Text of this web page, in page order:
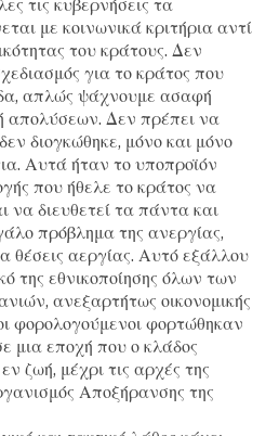
τις κυβερνήσεις τα
με κοινωνικά κριτήρια αντί
του κράτους. Δεν
για το κράτος που
απλώς ψάχνουμε ασαφή
απολύσεων. Δεν πρέπει να
διογκώθηκε, μόνο και μόνο
Αυτά ήταν το υποπροϊόν
που ήθελε το κράτος να
να διευθετεί τα πάντα και
πρόβλημα της ανεργίας,
θέσεις αεργίας. Αυτό εξάλλου
της εθνικοποίησης όλων των
ανεξαρτήτως οικονομικής
φορολογούμενοι φορτώθηκαν
μια εποχή που ο κλάδος
ζωή, μέχρι τις αρχές της
Αποξήρανσης της